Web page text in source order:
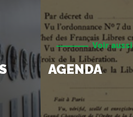
Voir aussi
AGENDA